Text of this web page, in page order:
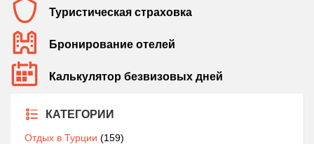
Туристическая страховка
Бронирование отелей
Калькулятор безвизовых дней
КАТЕГОРИИ
Отдых в Турции (159)